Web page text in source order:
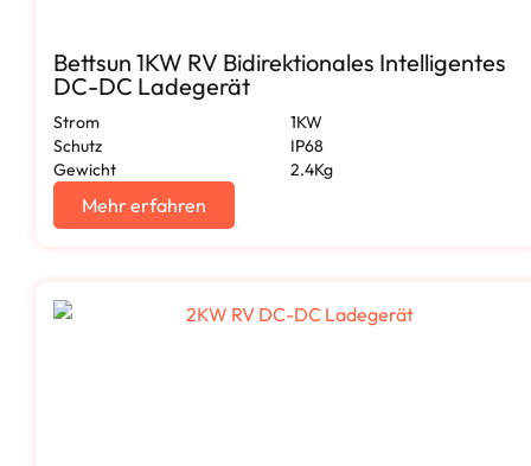
Bettsun 1KW RV Bidirektionales Intelligentes
DC-DC Ladegerät
Strom
1KW
Schutz
IP68
Gewicht
2.4Kg
Mehr erfahren